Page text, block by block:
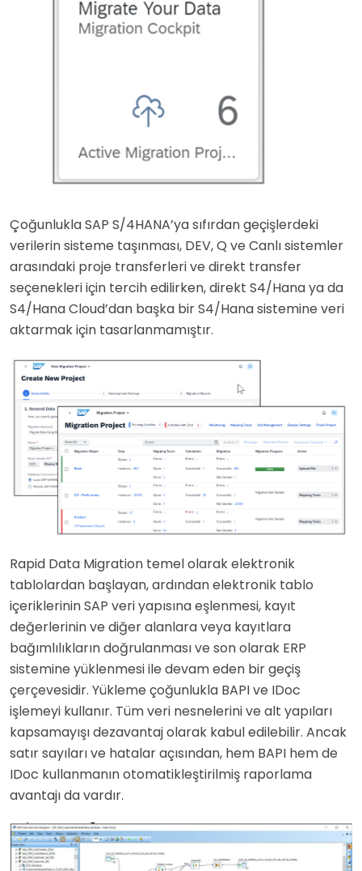
Çoğunlukla SAP S/4HANA’ya sıfırdan geçişlerdeki
verilerin sisteme taşınması, DEV, Q ve Canlı sistemler
arasındaki proje transferleri ve direkt transfer
seçenekleri için tercih edilirken, direkt S4/Hana ya da
S4/Hana Cloud’dan başka bir S4/Hana sistemine veri
aktarmak için tasarlanmamıştır.
Rapid Data Migration temel olarak elektronik
tablolardan başlayan, ardından elektronik tablo
içeriklerinin SAP veri yapısına eşlenmesi, kayıt
değerlerinin ve diğer alanlara veya kayıtlara
bağımlılıkların doğrulanması ve son olarak ERP
sistemine yüklenmesi ile devam eden bir geçiş
çerçevesidir. Yükleme çoğunlukla BAPI ve IDoc
işlemeyi kullanır. Tüm veri nesnelerini ve alt yapıları
kapsamayışı dezavantaj olarak kabul edilebilir. Ancak
satır sayıları ve hatalar açısından, hem BAPI hem de
IDoc kullanmanın otomatikleştirilmiş raporlama
avantajı da vardır.